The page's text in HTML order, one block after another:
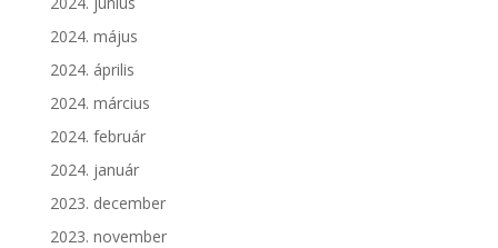
2024. május
2024. április
2024. március
2024. február
2024. január
2023. december
2023. november